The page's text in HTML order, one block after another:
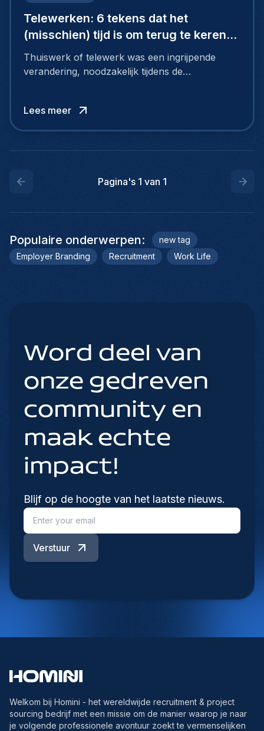
Telewerken: 6 tekens dat het
(misschien) tijd is om terug te keren
naar kantoor
Thuiswerk of telewerk was een ingrijpende
verandering, noodzakelijk tijdens de
zoals minder files en reistijd naar het werk. Toch
heeft thuiswerk ook nadelen. Voor werknemers
Lees meer
Pagina's 1 van 1
Populaire onderwerpen:
new tag
Employer Branding
Recruitment Work Life
Word deel van
onze gedreven
community en
maak echte
impact!
Blijf op de hoogte van het laatste nieuws.
Verstuur
Welkom bij Homini - het wereldwijde recruitment & project
sourcing bedrijf met een missie om de manier waarop je naar
je volgende professionele avontuur zoekt te vermenselijken